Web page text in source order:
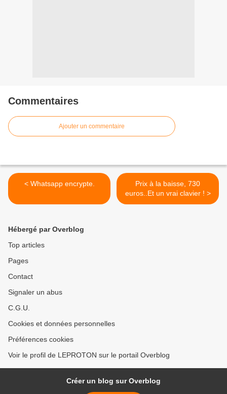
Commentaires
Ajouter un commentaire
< Whatsapp encrypte.
Prix à la baisse, 730
euros..Et un vrai clavier ! >
Hébergé par Overblog
Top articles
Pages
Contact
Signaler un abus
C.G.U.
Cookies et données personnelles
Préférences cookies
Voir le profil de LEPROTON sur le portail Overblog
Créer un blog sur Overblog